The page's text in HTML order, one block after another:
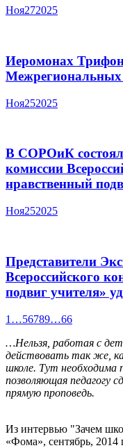
Ноя272025
Иеромонах
Межрегиональных
Ноя252025
В СОРОиК
комиссии
нравственный
Ноя252025
Представители
Всероссийского
подвиг учителя»
1 …56789…66
…Нельзя, работая с
действовать так же,
школе. Тут необходима
позволяющая педагогу
прямую проповедь.
Из интервью "Зачем
«Фома», сентябрь, 2014